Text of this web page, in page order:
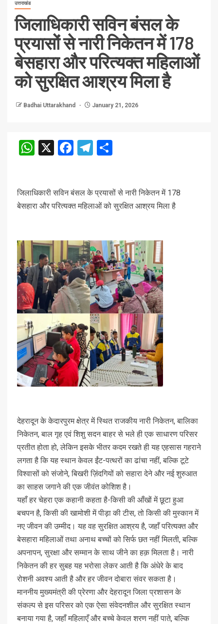
उत्तराखंड
जिलाधिकारी सविन बंसल के
प्रयासों से नारी निकेतन में 178
बेसहारा और परित्यक्त महिलाओं
को सुरक्षित आश्रय मिला है
Badhai Uttarakhand January 21, 2026
WhatsApp
X Facebook
Telegram
जिलाधिकारी सविन बंसल के प्रयासों से नारी निकेतन में 178
बेसहारा और परित्यक्त महिलाओं को सुरक्षित आश्रय मिला है
देहरादून के केदारपुरम क्षेत्र में स्थित राजकीय नारी निकेतन, बालिका
निकेतन, बाल गृह एवं शिशु सदन बाहर से भले ही एक साधारण परिसर
प्रतीत होता हो, लेकिन इसके भीतर कदम रखते ही यह एहसास गहराने
लगता है कि यह स्थान केवल ईंट-पत्थरों का ढांचा नहीं, बल्कि टूटे
विश्वासों को संजोने, बिखरी ज़िंदगियों को सहारा देने और नई शुरुआत
का साहस जगाने की एक जीवंत कोशिश है।
यहाँ हर चेहरा एक कहानी कहता है-किसी की आँखों में छूटा हुआ
बचपन है, किसी की खामोशी में पीड़ा की टीस, तो किसी की मुस्कान में
नए जीवन की उम्मीद। यह वह सुरक्षित आश्रय है, जहाँ परित्यक्त और
बेसहारा महिलाओं तथा अनाथ बच्चों को सिर्फ छत नहीं मिलती, बल्कि
अपनापन, सुरक्षा और सम्मान के साथ जीने का हक़ मिलता है। नारी
निकेतन की हर सुबह यह भरोसा लेकर आती है कि अंधेरे के बाद
रोशनी अवश्य आती है और हर जीवन दोबारा संवर सकता है।
माननीय मुख्यमंत्री की प्रेरणा और देहरादून जिला प्रशासन के
संकल्प से इस परिसर को एक ऐसा संवेदनशील और सुरक्षित स्थान
बनाया गया है, जहाँ महिलाएँ और बच्चे केवल शरण नहीं पाते, बल्कि